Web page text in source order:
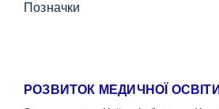
Позначки
РОЗВИТОК МЕДИЧНОЇ ОСВІТИ